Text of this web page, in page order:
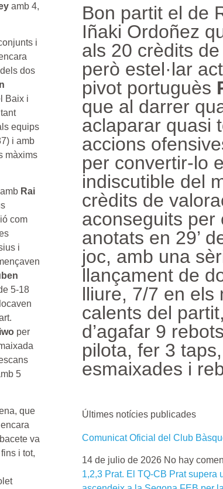
amb 4,
i
dos
Baix i
equips
i amb
màxims
Rai
com
i
5-18
per
5
que
va
i tot,
Bon partit el de
Iñaki Ordoñez
als 20 crèdits
però estel·lar
pivot portuguès
que al darrer
aclaparar quasi
accions
per convertir-lo
indiscutible del
crèdits de
aconseguits per
anotats en 29’
joc, amb una
llançament de
lliure, 7/7 en els
calents del
d’agafar 9
pilota, fer 3
esmaixades i
Últimes notícies publicades
Comunicat Oficial del Club
14 de julio de 2026 No hay
1,2,3 Prat. El TQ-CB Prat supera